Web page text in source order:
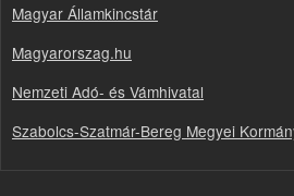
Magyar Államkincstár
Magyarorszag.hu
Nemzeti Adó- és Vámhivatal
Szabolcs-Szatmár-Bereg Megyei